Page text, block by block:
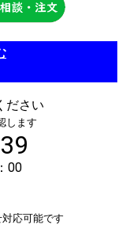
ださい
します
00
応可能です